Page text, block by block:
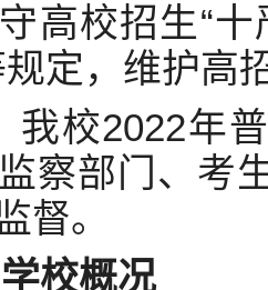
高校招生“十
规定，维护高
我校2022年
察部门、考
督。
校概况